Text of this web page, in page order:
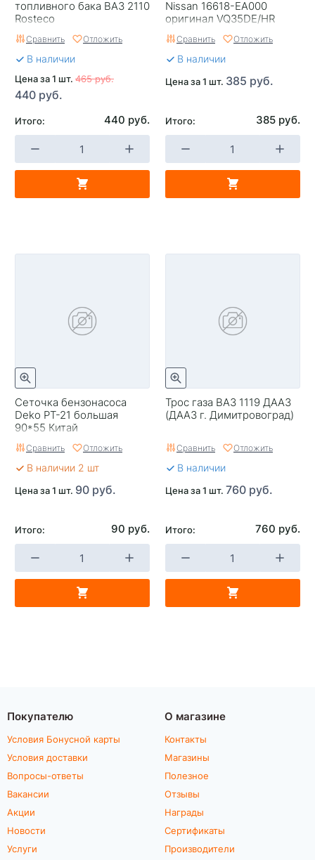
топливного бака ВАЗ 2110
Rosteco
Сравнить Отложить
В наличии
Цена за 1 шт. 465 руб.
440 руб.
Итого: 440 руб.
Nissan 16618-EA000
оригинал VQ35DE/HR
VQ37VHR VR38DETT,
нижнее
Сравнить Отложить
В наличии
Цена за 1 шт. 385 руб.
Итого: 385 руб.
Сеточка бензонасоса
Deko PT-21 большая
90*55 Китай
Сравнить Отложить
В наличии 2 шт
Цена за 1 шт. 90 руб.
Итого: 90 руб.
Трос газа ВАЗ 1119 ДААЗ
(ДААЗ г. Димитровоград)
Сравнить Отложить
В наличии
Цена за 1 шт. 760 руб.
Итого: 760 руб.
Покупателю
Условия Бонусной карты
Условия доставки
Вопросы-ответы
Вакансии
Акции
Новости
Услуги
О магазине
Контакты
Магазины
Полезное
Отзывы
Награды
Сертификаты
Производители